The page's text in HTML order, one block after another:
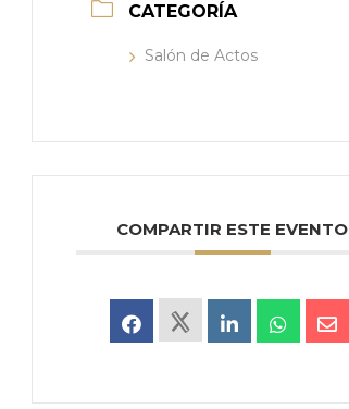
CATEGORÍA
Salón de Actos
COMPARTIR ESTE EVENTO